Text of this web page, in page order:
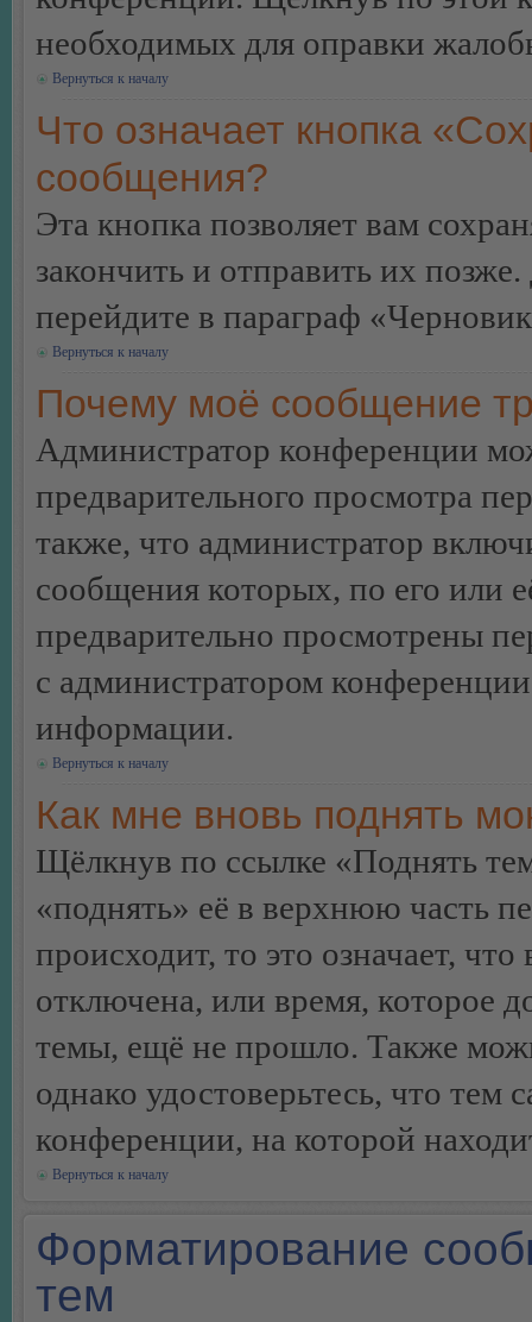
необходимых для оправки
Вернуться к началу
Что означает кнопка
сообщения?
Эта кнопка позволяет вам
закончить и отправить их
перейдите в параграф
Вернуться к началу
Почему моё сообщение
Администратор конференции
предварительного просмотра
также, что администратор
сообщения которых, по его или
предварительно просмотрены
с администратором
информации.
Вернуться к началу
Как мне вновь поднять
Щёлкнув по ссылке «Поднять
«поднять» её в верхнюю часть
происходит, то это означает,
отключена, или время, которое
темы, ещё не прошло. Также
однако удостоверьтесь, что
конференции, на которой
Вернуться к началу
Форматирование
тем